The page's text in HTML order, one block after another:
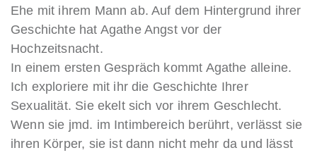
Ehe mit ihrem Mann ab. Auf dem Hintergrund ihrer
Geschichte hat Agathe Angst vor der
Hochzeitsnacht.
In einem ersten Gespräch kommt Agathe alleine.
Ich exploriere mit ihr die Geschichte Ihrer
Sexualität. Sie ekelt sich vor ihrem Geschlecht.
Wenn sie jmd. im Intimbereich berührt, verlässt sie
ihren Körper, sie ist dann nicht mehr da und lässt